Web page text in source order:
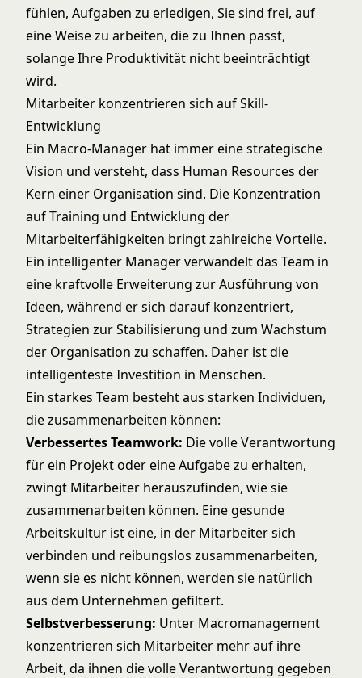
fühlen, Aufgaben zu erledigen, Sie sind frei, auf
eine Weise zu arbeiten, die zu Ihnen passt,
solange Ihre Produktivität nicht beeinträchtigt
wird.
Mitarbeiter konzentrieren sich auf Skill-
Entwicklung
Ein Macro-Manager hat immer eine strategische
Vision und versteht, dass Human Resources der
Kern einer Organisation sind. Die Konzentration
auf Training und Entwicklung der
Mitarbeiterfähigkeiten bringt zahlreiche Vorteile.
Ein intelligenter Manager verwandelt das Team in
eine kraftvolle Erweiterung zur Ausführung von
Ideen, während er sich darauf konzentriert,
Strategien zur Stabilisierung und zum Wachstum
der Organisation zu schaffen. Daher ist die
intelligenteste Investition in Menschen.
Ein starkes Team besteht aus starken Individuen,
die zusammenarbeiten können:
Verbessertes Teamwork: Die volle Verantwortung
für ein Projekt oder eine Aufgabe zu erhalten,
zwingt Mitarbeiter herauszufinden, wie sie
zusammenarbeiten können. Eine gesunde
Arbeitskultur ist eine, in der Mitarbeiter sich
verbinden und reibungslos zusammenarbeiten,
wenn sie es nicht können, werden sie natürlich
aus dem Unternehmen gefiltert.
Selbstverbesserung: Unter Macromanagement
konzentrieren sich Mitarbeiter mehr auf ihre
Arbeit, da ihnen die volle Verantwortung gegeben